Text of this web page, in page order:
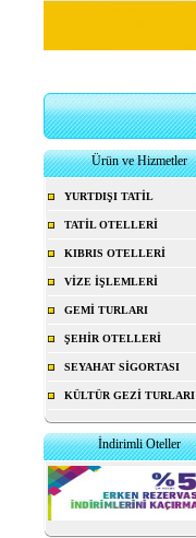
Ürün ve Hizmetler
YURTDIŞI TATİL
TATİL OTELLERİ
KIBRIS OTELLERİ
VİZE İŞLEMLERİ
GEMİ TURLARI
ŞEHİR OTELLERİ
SEYAHAT SİGORTASI
KÜLTÜR GEZİ TURLARI
İndirimli Oteller